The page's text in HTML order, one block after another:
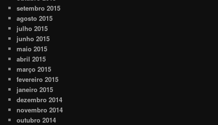
setembro 2015
agosto 2015
julho 2015
junho 2015
maio 2015
abril 2015
março 2015
fevereiro 2015
janeiro 2015
dezembro 2014
novembro 2014
outubro 2014